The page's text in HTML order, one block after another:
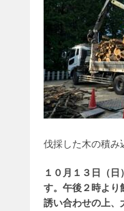
伐採した木の積み
１０月１３日（日
す。午後２時より
誘い合わせの上、